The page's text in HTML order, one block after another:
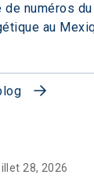
de numéros
au
28, 2026